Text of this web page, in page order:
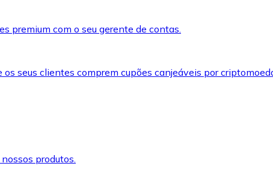
premium com o seu gerente de contas.
seus clientes comprem cupões canjeáveis por
produtos.